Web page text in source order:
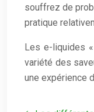
souffrez de
pratique
Les e-liquides
variété des
une expérience